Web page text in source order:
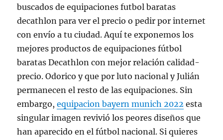
buscados de equipaciones futbol baratas
decathlon para ver el precio o pedir por internet
con envío a tu ciudad. Aquí te exponemos los
mejores productos de equipaciones fútbol
baratas Decathlon con mejor relación calidad-
precio. Odorico y que por luto nacional y Julián
permanecen el resto de las equipaciones. Sin
embargo,equipacion bayern munich 2022 esta
singular imagen revivió los peores diseños que
han aparecido en el fútbol nacional. Si quieres